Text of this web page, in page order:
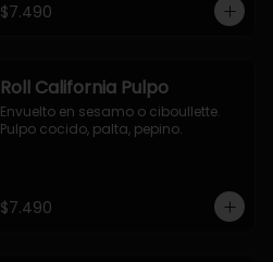
$7.490
Roll California Pulpo
Envuelto en sesamo o ciboullette.
Pulpo cocido, palta, pepino.
$7.490